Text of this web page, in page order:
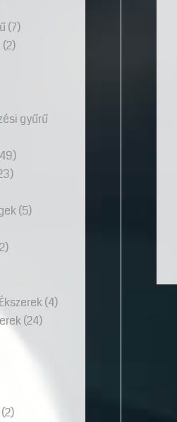
(7)
(2)
gyűrű
(5)
(4)
(24)
(2)